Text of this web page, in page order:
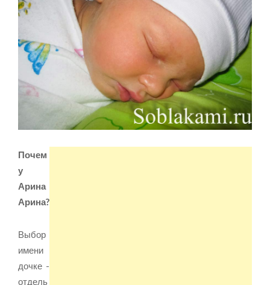
Почем
у
Арина
Арина?
Выбор
имени
дочке -
отдель